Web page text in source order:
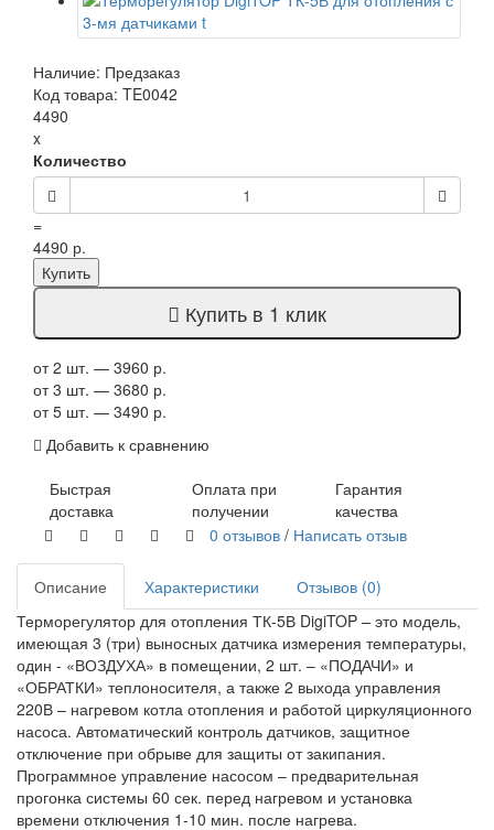
Наличие: Предзаказ
Код товара: TE0042
4490
x
Количество
=
4490 р.
Купить
Купить в 1 клик
от 2 шт. — 3960 р.
от 3 шт. — 3680 р.
от 5 шт. — 3490 р.
Добавить к сравнению
Быстрая
доставка
Оплата при
получении
Гарантия
качества
0 отзывов / Написать отзыв
Описание Характеристики
Отзывов (0)
Терморегулятор для отопления ТК-5В DigiTOP – это модель,
имеющая 3 (три) выносных датчика измерения температуры,
один - «ВОЗДУХА» в помещении, 2 шт. – «ПОДАЧИ» и
«ОБРАТКИ» теплоносителя, а также 2 выхода управления
220В – нагревом котла отопления и работой циркуляционного
насоса. Автоматический контроль датчиков, защитное
отключение при обрыве для защиты от закипания.
Программное управление насосом – предварительная
прогонка системы 60 сек. перед нагревом и установка
времени отключения 1-10 мин. после нагрева.